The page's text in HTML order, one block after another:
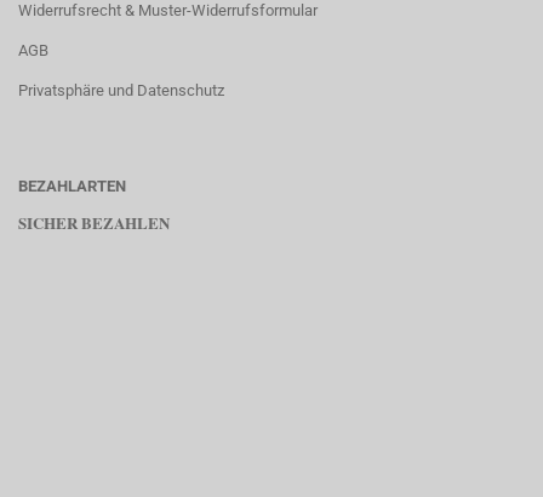
Widerrufsrecht & Muster-Widerrufsformular
AGB
Privatsphäre und Datenschutz
BEZAHLARTEN
SICHER BEZAHLEN